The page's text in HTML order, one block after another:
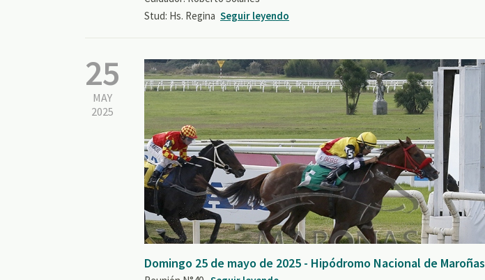
Stud: Hs. Regina Seguir leyendo
25
MAY
2025
Domingo 25 de mayo de 2025 - Hipódromo Nacional de Maroñas